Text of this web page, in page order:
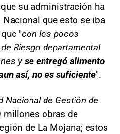
su administración ha
Nacional que esto se iba
"con los pocos
Riesgo departamental
yse entregó alimento
así, no es suficiente".
Nacional de Gestión de
millones obras de
de La Mojana; estos